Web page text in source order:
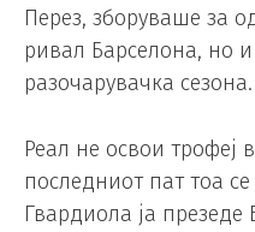
Перез, зборуваше за
ривал Барселона, но
разочарувачка сезона.
Реал не освои трофеј
последниот пат тоа
Гвардиола ја презеде